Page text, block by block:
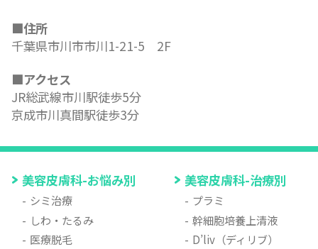
■住所
千葉県市川市市川1-21-5 2F
■アクセス
JR総武線市川駅徒歩5分
京成市川真間駅徒歩3分
美容皮膚科-お悩み別
シミ治療
しわ・たるみ
医療脱毛
美容皮膚科-治療別
プラミ
幹細胞培養上清液
D’liv（ディリブ）